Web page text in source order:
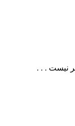
نیست . . .